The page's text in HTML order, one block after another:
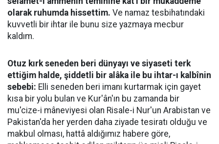
olarak ruhumda hissettim. Ve namaz tesbihatındaki
kuvvetli bir ihtar ile bunu size yazmaya mecbur
kaldım.
Otuz kırk seneden beri dünyayı ve siyaseti terk
ettiğim halde, şiddetli bir alâka ile bu ihtar-ı kalbînin
sebebi: Elli seneden beri imanı kurtarmak için gayet
kısa bir yolu bulan ve Kur'ân'ın bu zamanda bir
mu'cize-i mâneviyesi olan Risale-i Nur'un Arabistan ve
Pakistan'da her yerden daha ziyade tesiratı olduğu ve
makbul olması, hattâ aldığımız habere göre,